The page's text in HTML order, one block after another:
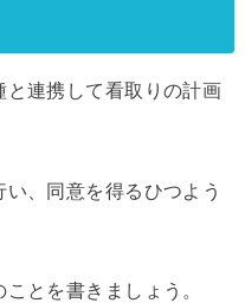
と連携して看取りの計画
、同意を得るひつよう
とを書きましょう。